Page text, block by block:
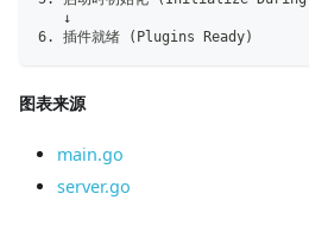
   ↓
6. 插件就绪 (Plugins Ready)
图表来源
main.go
server.go